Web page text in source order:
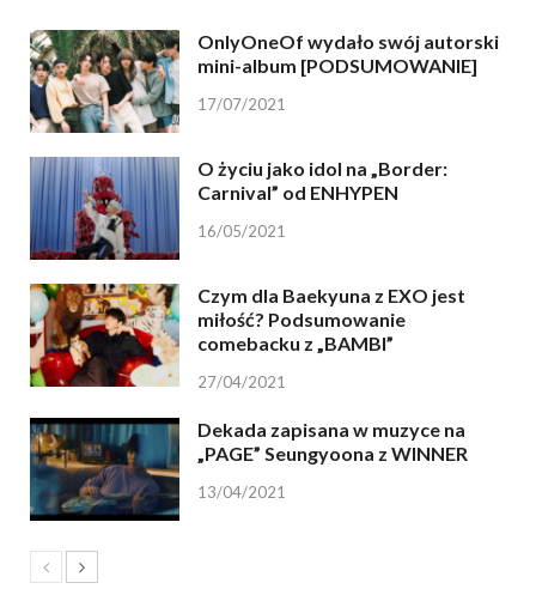
OnlyOneOf wydało swój autorski
mini-album [PODSUMOWANIE]
17/07/2021
O życiu jako idol na „Border:
Carnival” od ENHYPEN
16/05/2021
Czym dla Baekyuna z EXO jest
miłość? Podsumowanie
comebacku z „BAMBI”
27/04/2021
Dekada zapisana w muzyce na
„PAGE” Seungyoona z WINNER
13/04/2021